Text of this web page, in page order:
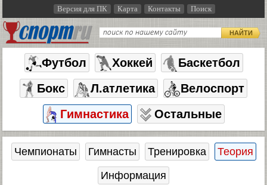
Версия для ПК Карта Контакты Поиск
НАЙТИ
Футбол Хоккей
Баскетбол
Бокс
Л.атлетика
Велоспорт
Гимнастика
Остальные
Чемпионаты Гимнасты Тренировка
Теория
Информация